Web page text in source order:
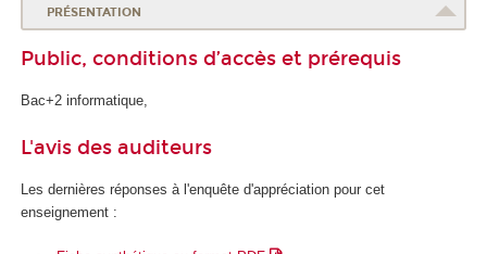
d
u
n
m
r
q
u
PRÉSENTATION
Public, conditions d’accès et prérequis
Bac+2 informatique,
L'avis des auditeurs
Les dernières réponses à l'enquête d'appréciation pour cet
enseignement :